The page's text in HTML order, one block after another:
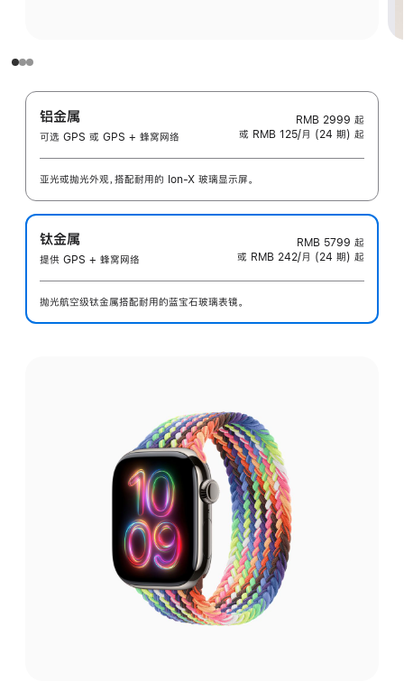
铝金属
可选 GPS 或 GPS + 蜂窝网络
RMB 2999 起
或 RMB 125/月 (24 期) 起
亚光或抛光外观，搭配耐用的 Ion-X 玻璃显示屏。
钛金属
提供 GPS + 蜂窝网络
RMB 5799 起
或 RMB 242/月 (24 期) 起
抛光航空级钛金属搭配耐用的蓝宝石玻璃表镜。